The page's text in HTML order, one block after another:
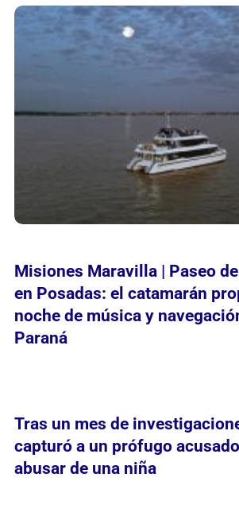
Misiones Maravilla | Paseo
en Posadas: el catamarán
noche de música y
Paraná
Tras un mes de
capturó a un prófugo
abusar de una niña